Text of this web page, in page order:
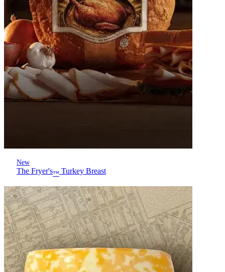
New
The Fryer's™ Turkey Breast